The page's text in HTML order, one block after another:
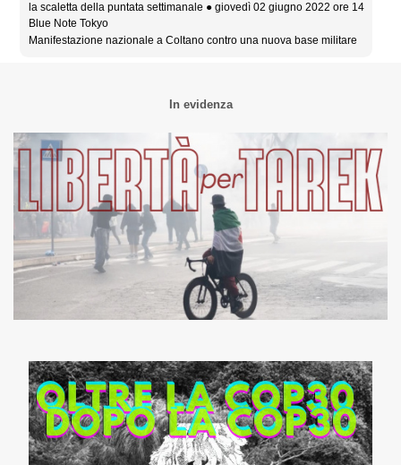
la scaletta della puntata settimanale ● giovedì 02 giugno 2022 ore 14
Blue Note Tokyo
Manifestazione nazionale a Coltano contro una nuova base militare
In evidenza